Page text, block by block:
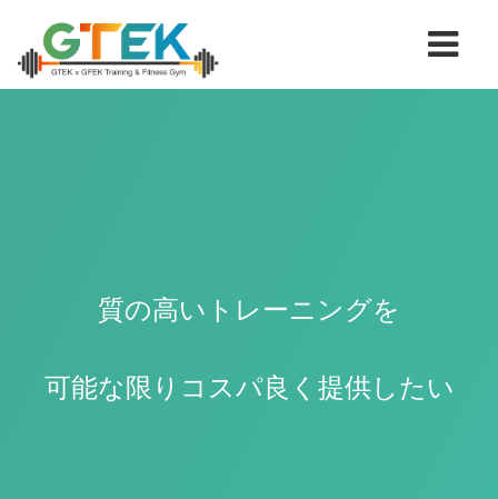
質の高いトレーニングを
可能な限りコスパ良く提供したい